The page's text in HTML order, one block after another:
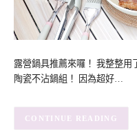
露營鍋具推薦來囉！ 我整整用
陶瓷不沾鍋組！ 因為超好…
CONTINUE READING